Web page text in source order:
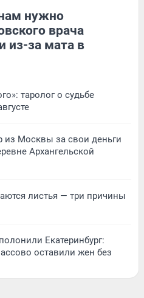
нужно
врача
из-за мата в
таролог о судьбе
из Москвы за свои деньги
Архангельской
листья — три причины
Екатеринбург:
оставили жен без